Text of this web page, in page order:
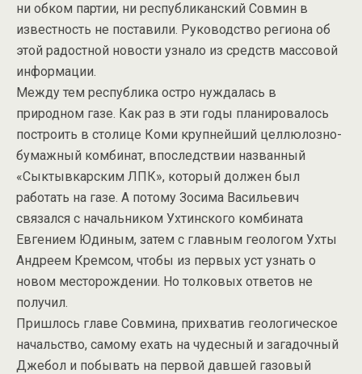
ни обком партии, ни республиканский Совмин в
известность не поставили. Руководство региона об
этой радостной новости узнало из средств массовой
информации.
Между тем республика остро нуждалась в
природном газе. Как раз в эти годы планировалось
построить в столице Коми крупнейший целлюлозно-
бумажный комбинат, впоследствии названный
«Сыктывкарским ЛПК», который должен был
работать на газе. А потому Зосима Васильевич
связался с начальником Ухтинского комбината
Евгением Юдиным, затем с главным геологом Ухты
Андреем Кремсом, чтобы из первых уст узнать о
новом месторождении. Но толковых ответов не
получил.
Пришлось главе Совмина, прихватив геологическое
начальство, самому ехать на чудесный и загадочный
Джебол и побывать на первой давшей газовый